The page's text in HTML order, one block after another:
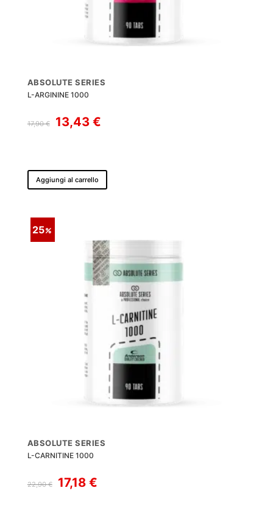
ABSOLUTE SERIES
L-ARGININE 1000
17,90€
Il
prezzo
17,90 €.
13,43 €Il
13,43 €.
Aggiungi al carrello
25
ABSOLUTE SERIES
L-CARNITINE 1000
22,90€
Il
prezzo
17,18 €Il